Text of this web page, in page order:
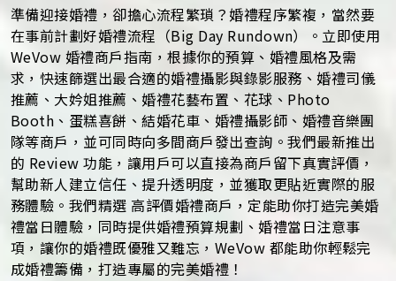
準備迎接婚禮，卻擔心流程繁瑣？婚禮程序繁複，當然要
在事前計劃好婚禮流程（Big Day Rundown）。立即使用
WeVow 婚禮商戶指南，根據你的預算、婚禮風格及需
求，快速篩選出最合適的婚禮攝影與錄影服務、婚禮司儀
推薦、大妗姐推薦、婚禮花藝布置、花球、Photo
Booth、蛋糕喜餅、結婚花車、婚禮攝影師、婚禮音樂團
隊等商戶，並可同時向多間商戶發出查詢。我們最新推出
的 Review 功能，讓用戶可以直接為商戶留下真實評價，
幫助新人建立信任、提升透明度，並獲取更貼近實際的服
務體驗。我們精選 高評價婚禮商戶，定能助你打造完美婚
禮當日體驗，同時提供婚禮預算規劃、婚禮當日注意事
項，讓你的婚禮既優雅又難忘，WeVow 都能助你輕鬆完
成婚禮籌備，打造專屬的完美婚禮！